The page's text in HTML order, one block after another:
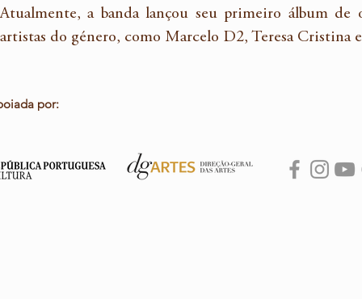
Atualmente, a banda lançou seu primeiro álbum
artistas do género, como Marcelo D2, Teresa Cristina
por: